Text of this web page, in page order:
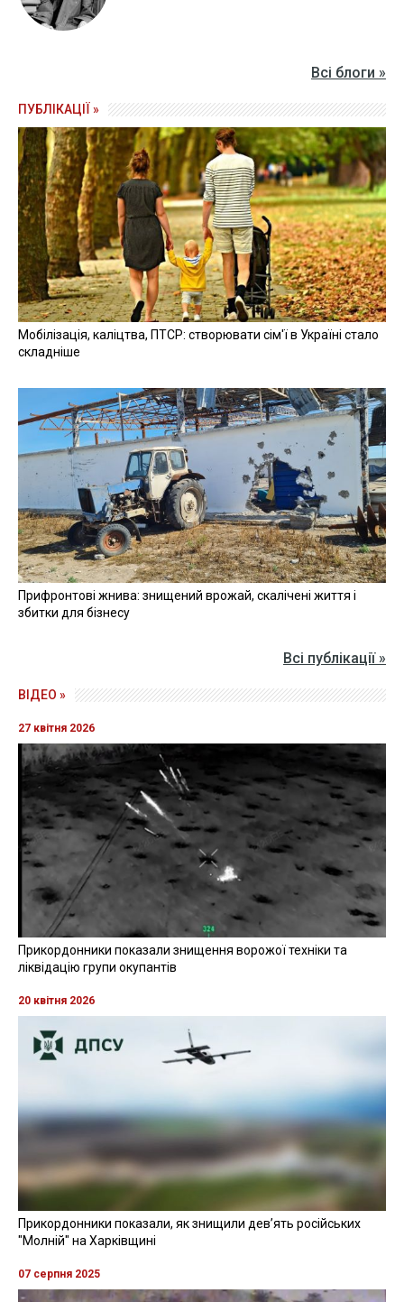
Всі блоги »
ПУБЛІКАЦІЇ »
Мобілізація, каліцтва, ПТСР: створювати сім'ї в Україні стало
складніше
Прифронтові жнива: знищений врожай, скалічені життя і
збитки для бізнесу
Всі публікації »
ВІДЕО »
27 квітня 2026
Прикордонники показали знищення ворожої техніки та
ліквідацію групи окупантів
20 квітня 2026
Прикордонники показали, як знищили девʼять російських
"Молній" на Харківщині
07 серпня 2025